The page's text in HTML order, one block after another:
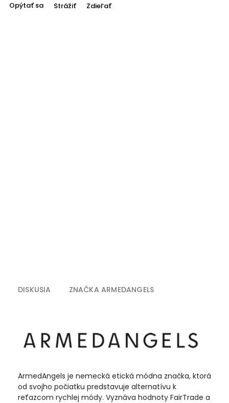
Opýtať sa Strážiť Zdieľať
DISKUSIA ZNAČKA ARMEDANGELS
ArmedAngels je nemecká etická módna značka, ktorá
od svojho počiatku predstavuje alternatívu k
reťazcom rychlej módy. Vyznáva hodnoty FairTrade a